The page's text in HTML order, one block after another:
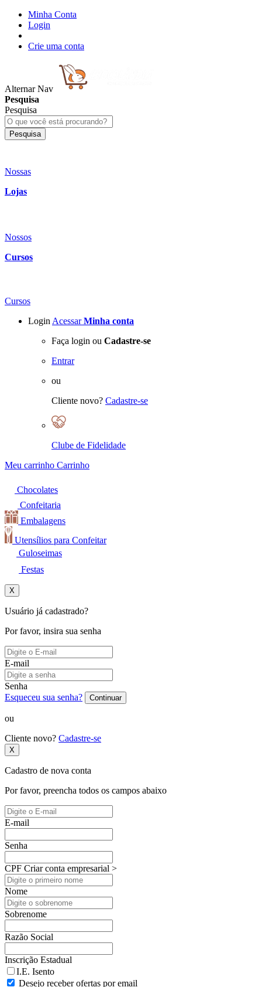
Minha Conta
Login
Crie uma conta
Alternar Nav
Pesquisa
Pesquisa
Pesquisa
Nossas
Lojas
Nossos
Cursos
Cursos
Login Acessar Minha conta
Faça login ou Cadastre-se
Entrar
ou
Cliente novo? Cadastre-se
Clube de Fidelidade
Meu carrinho Carrinho
Chocolates
Confeitaria
Embalagens
Utensílios para Confeitar
Guloseimas
Festas
X
Usuário já cadastrado?
Por favor, insira sua senha
E-mail
Senha
Esqueceu sua senha?
Continuar
ou
Cliente novo? Cadastre-se
X
Cadastro de nova conta
Por favor, preencha todos os campos abaixo
E-mail
Senha
CPF Criar conta empresarial >
Nome
Sobrenome
Razão Social
Inscrição Estadual
I.E. Isento
Desejo receber ofertas por email